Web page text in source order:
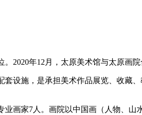
2020年12月，太原美术馆与太原画院
设施，是承担美术作品展览、收藏
画家7人。画院以中国画（人物、山